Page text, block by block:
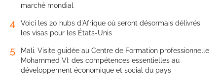
marché mondial
4
Voici les 20 hubs d’Afrique où seront désormais délivrés
les visas pour les États-Unis
5
Mali. Visite guidée au Centre de Formation professionnelle
Mohammed VI: des compétences essentielles au
développement économique et social du pays